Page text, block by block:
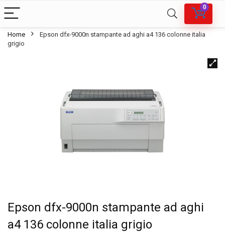
0
Home
Epson dfx-9000n stampante ad aghi a4 136 colonne italia
grigio
Epson dfx-9000n stampante ad aghi
a4 136 colonne italia grigio